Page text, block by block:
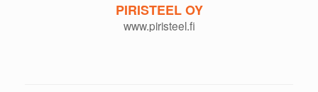
PIRISTEEL OY
www.piristeel.fi